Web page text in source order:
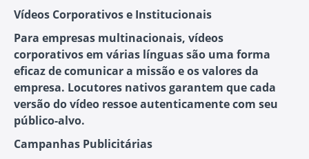
Vídeos Corporativos e Institucionais
Para empresas multinacionais, vídeos
corporativos em várias línguas são uma forma
eficaz de comunicar a missão e os valores da
empresa. Locutores nativos garantem que cada
versão do vídeo ressoe autenticamente com seu
público-alvo.
Campanhas Publicitárias